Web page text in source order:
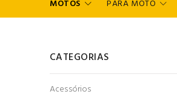
MOTOS PARA MOTO
CATEGORIAS
Acessórios